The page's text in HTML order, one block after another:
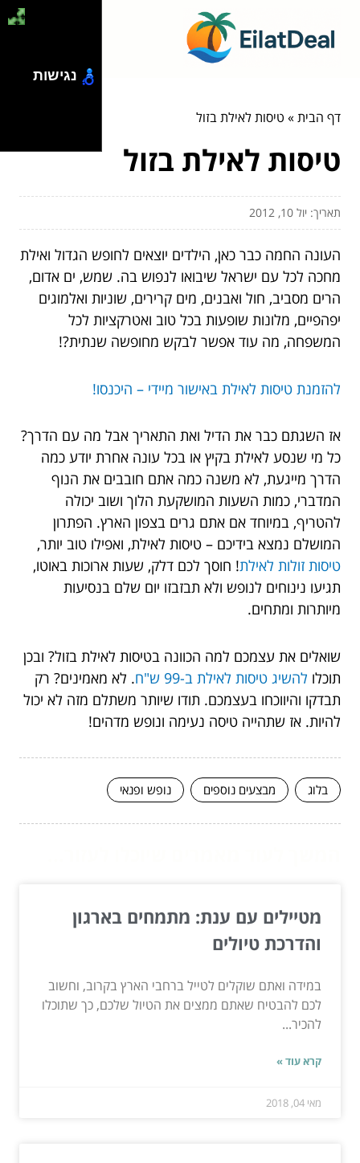
דף הבית» טיסות לאילת בזול
טיסות לאילת בזול
תאריך: יול 10, 2012
העונה החמה כבר כאן, הילדים יוצאים לחופש הגדול ואילת
מחכה לכל עם ישראל שיבואו לנפוש בה. שמש, ים אדום,
הרים מסביב, חול ואבנים, מים קרירים, שוניות ואלמוגים
יפהפיים, מלונות שופעות בכל טוב ואטרקציות לכל
המשפחה, מה עוד אפשר לבקש מחופשה שנתית?!
להזמנת טיסות לאילת באישור מיידי – היכנסו!
אז השגתם כבר את הדיל ואת התאריך אבל מה עם הדרך?
כל מי שנסע לאילת בקיץ או בכל עונה אחרת יודע כמה
הדרך מייגעת, לא משנה כמה אתם חובבים את הנוף
המדברי, כמות השעות המושקעת הלוך ושוב יכולה
להטריף, במיוחד אם אתם גרים בצפון הארץ. הפתרון
המושלם נמצא בידיכם – טיסות לאילת, ואפילו טוב יותר,
טיסות זולות לאילת! חוסך לכם דלק, שעות ארוכות באוטו,
תגיעו נינוחים לנופש ולא תבזבזו יום שלם בנסיעות
מיותרות ומתחים.
שואלים את עצמכם למה הכוונה בטיסות לאילת בזול? ובכן
תוכלו להשיג טיסות לאילת ב-99 ש"ח
. לא מאמינים? רק
תבדקו והיווכחו בעצמכם. תודו שיותר משתלם מזה לא יכול
להיות. אז שתהייה טיסה נעימה ונופש מדהים!
בלוג מבצעים נוספים נופש ופנאי
מטיילים עם ענת: מתמחים בארגון
והדרכת טיולים
במידה ואתם שוקלים לטייל ברחבי הארץ בקרוב, וחשוב
לכם להבטיח שאתם ממצים את הטיול שלכם, כך שתוכלו
להכיר...
קרא עוד »
מאי 04, 2018
נגישות